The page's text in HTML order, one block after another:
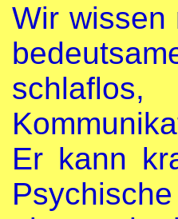
Wir wissen
Er kann